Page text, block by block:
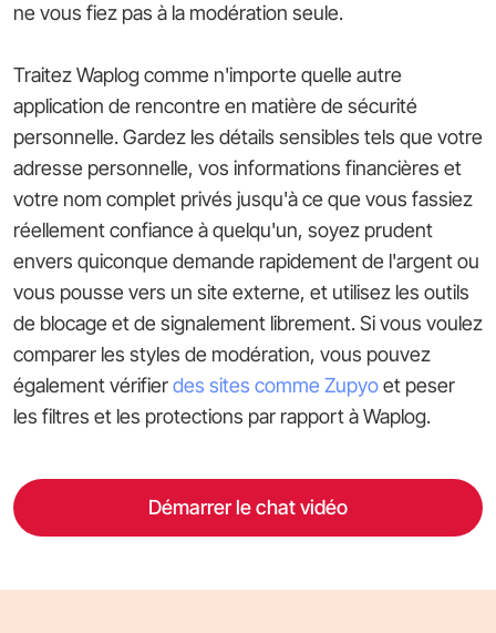
ne vous fiez pas à la modération seule.
Traitez Waplog comme n'importe quelle autre
application de rencontre en matière de sécurité
personnelle. Gardez les détails sensibles tels que votre
adresse personnelle, vos informations financières et
votre nom complet privés jusqu'à ce que vous fassiez
réellement confiance à quelqu'un, soyez prudent
envers quiconque demande rapidement de l'argent ou
vous pousse vers un site externe, et utilisez les outils
de blocage et de signalement librement. Si vous voulez
comparer les styles de modération, vous pouvez
également vérifierdes sites comme Zupyoet peser
les filtres et les protections par rapport à Waplog.
Démarrer le chat vidéo